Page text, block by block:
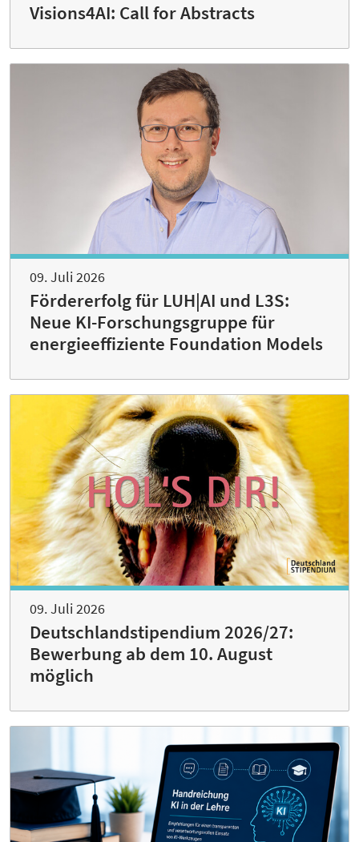
Visions4AI: Call for Abstracts
09. Juli 2026
Fördererfolg für LUH|AI und L3S:
Neue KI-Forschungsgruppe für
energieeffiziente Foundation Models
09. Juli 2026
Deutschlandstipendium 2026/27:
Bewerbung ab dem 10. August
möglich